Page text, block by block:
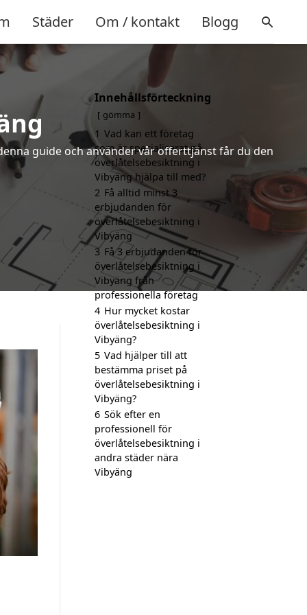
Städer Om / kontakt Blogg
guide och använder vår offerttjänst får du den
Innehållsförteckning
gömma
1 Vad kan ett företag
som är specialiserat på
överlåtelsebesiktning i
Vibyäng hjälpa till med?
2 Få alltid minst 3
erbjudanden för
överlåtelsebesiktning i
Vibyäng
3 Få 3 erbjudanden för
överlåtelsebesiktning i
Vibyäng från
professionella företag
4 Hur mycket kostar
överlåtelsebesiktning i
Vibyäng?
5 Vad hjälper till att
bestämma priset på
överlåtelsebesiktning i
Vibyäng?
6 Sök efter en
professionell för
överlåtelsebesiktning i
andra städer nära
Vibyäng